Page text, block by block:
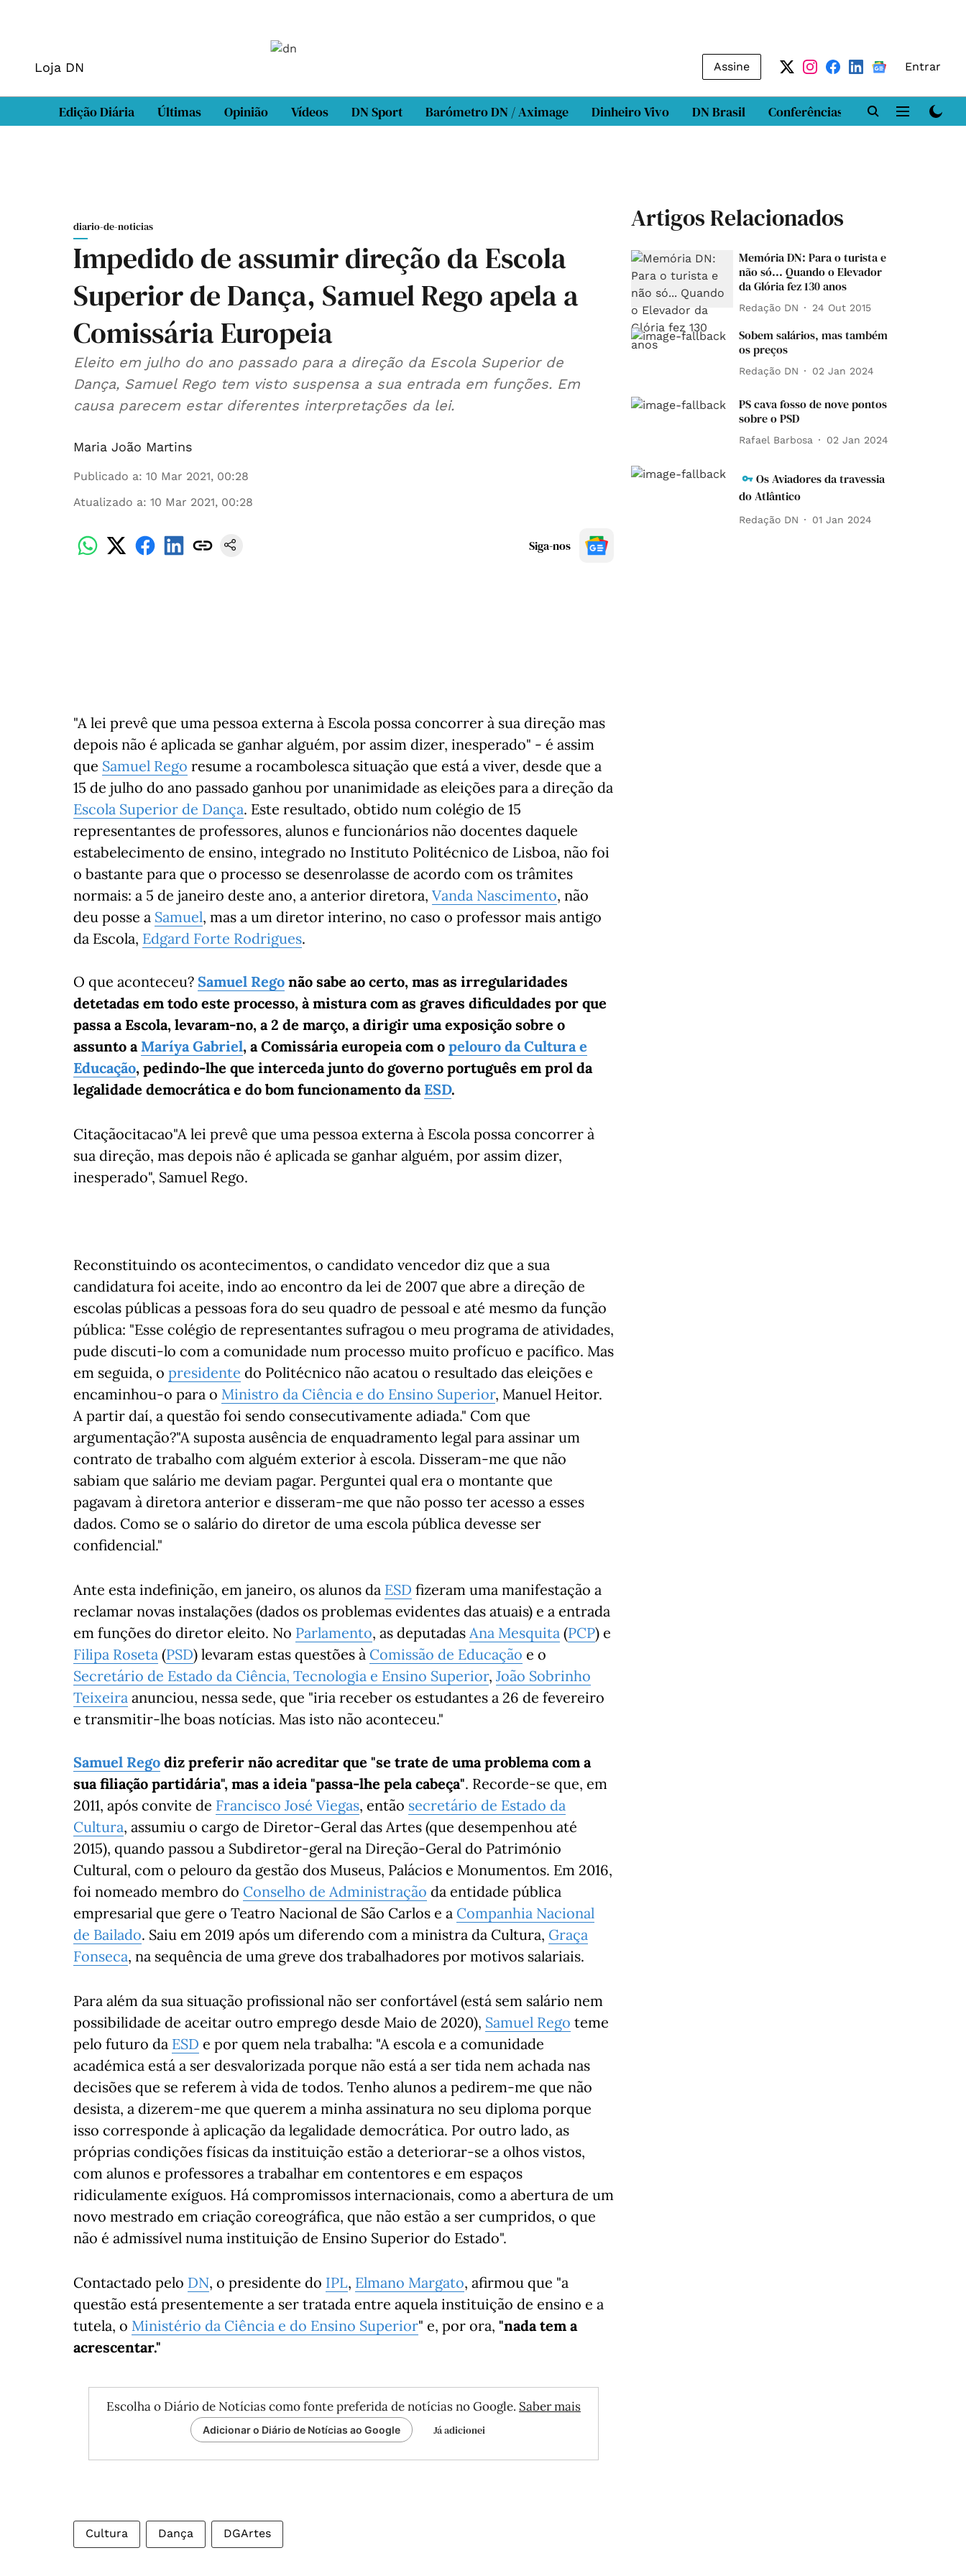
Loja DN Assine Entrar
Edição Diária Últimas Opinião Vídeos DN Sport Barómetro DN / Aximage Dinheiro Vivo DN Brasil Conferências DN LAB
diario-de-noticias
Impedido de assumir direção da Escola
Superior de Dança, Samuel Rego apela a
Comissária Europeia
Eleito em julho do ano passado para a direção da Escola Superior de
Dança, Samuel Rego tem visto suspensa a sua entrada em funções. Em
causa parecem estar diferentes interpretações da lei.
Maria João Martins
Publicado a: 10 Mar 2021, 00:28
Atualizado a: 10 Mar 2021, 00:28
Siga-nos
"A lei prevê que uma pessoa externa à Escola possa concorrer à sua direção mas
depois não é aplicada se ganhar alguém, por assim dizer, inesperado" - é assim
que Samuel Rego resume a rocambolesca situação que está a viver, desde que a
15 de julho do ano passado ganhou por unanimidade as eleições para a direção da
Escola Superior de Dança. Este resultado, obtido num colégio de 15
representantes de professores, alunos e funcionários não docentes daquele
estabelecimento de ensino, integrado no Instituto Politécnico de Lisboa, não foi
o bastante para que o processo se desenrolasse de acordo com os trâmites
normais: a 5 de janeiro deste ano, a anterior diretora, Vanda Nascimento, não
deu posse a Samuel, mas a um diretor interino, no caso o professor mais antigo
da Escola, Edgard Forte Rodrigues.
O que aconteceu? Samuel Rego não sabe ao certo, mas as irregularidades
detetadas em todo este processo, à mistura com as graves dificuldades por que
passa a Escola, levaram-no, a 2 de março, a dirigir uma exposição sobre o
assunto a Maríya Gabriel, a Comissária europeia com o pelouro da Cultura e
Educação, pedindo-lhe que interceda junto do governo português em prol da
legalidade democrática e do bom funcionamento da ESD.
Citaçãocitacao"A lei prevê que uma pessoa externa à Escola possa concorrer à
sua direção, mas depois não é aplicada se ganhar alguém, por assim dizer,
inesperado", Samuel Rego.
Reconstituindo os acontecimentos, o candidato vencedor diz que a sua
candidatura foi aceite, indo ao encontro da lei de 2007 que abre a direção de
escolas públicas a pessoas fora do seu quadro de pessoal e até mesmo da função
pública: "Esse colégio de representantes sufragou o meu programa de atividades,
pude discuti-lo com a comunidade num processo muito profícuo e pacífico. Mas
em seguida, o presidente do Politécnico não acatou o resultado das eleições e
encaminhou-o para o Ministro da Ciência e do Ensino Superior, Manuel Heitor.
A partir daí, a questão foi sendo consecutivamente adiada." Com que
argumentação?"A suposta ausência de enquadramento legal para assinar um
contrato de trabalho com alguém exterior à escola. Disseram-me que não
sabiam que salário me deviam pagar. Perguntei qual era o montante que
pagavam à diretora anterior e disseram-me que não posso ter acesso a esses
dados. Como se o salário do diretor de uma escola pública devesse ser
confidencial."
Ante esta indefinição, em janeiro, os alunos da ESD fizeram uma manifestação a
reclamar novas instalações (dados os problemas evidentes das atuais) e a entrada
em funções do diretor eleito. No Parlamento, as deputadas Ana Mesquita (PCP) e
Filipa Roseta (PSD) levaram estas questões à Comissão de Educação e o
Secretário de Estado da Ciência, Tecnologia e Ensino Superior, João Sobrinho
Teixeira anunciou, nessa sede, que "iria receber os estudantes a 26 de fevereiro
e transmitir-lhe boas notícias. Mas isto não aconteceu."
Samuel Rego diz preferir não acreditar que "se trate de uma problema com a
sua filiação partidária", mas a ideia "passa-lhe pela cabeça". Recorde-se que, em
2011, após convite de Francisco José Viegas, então secretário de Estado da
Cultura, assumiu o cargo de Diretor-Geral das Artes (que desempenhou até
2015), quando passou a Subdiretor-geral na Direção-Geral do Património
Cultural, com o pelouro da gestão dos Museus, Palácios e Monumentos. Em 2016,
foi nomeado membro do Conselho de Administração da entidade pública
empresarial que gere o Teatro Nacional de São Carlos e a Companhia Nacional
de Bailado. Saiu em 2019 após um diferendo com a ministra da Cultura, Graça
Fonseca, na sequência de uma greve dos trabalhadores por motivos salariais.
Para além da sua situação profissional não ser confortável (está sem salário nem
possibilidade de aceitar outro emprego desde Maio de 2020), Samuel Rego teme
pelo futuro da ESD e por quem nela trabalha: "A escola e a comunidade
académica está a ser desvalorizada porque não está a ser tida nem achada nas
decisões que se referem à vida de todos. Tenho alunos a pedirem-me que não
desista, a dizerem-me que querem a minha assinatura no seu diploma porque
isso corresponde à aplicação da legalidade democrática. Por outro lado, as
próprias condições físicas da instituição estão a deteriorar-se a olhos vistos,
com alunos e professores a trabalhar em contentores e em espaços
ridiculamente exíguos. Há compromissos internacionais, como a abertura de um
novo mestrado em criação coreográfica, que não estão a ser cumpridos, o que
não é admissível numa instituição de Ensino Superior do Estado".
Contactado pelo DN, o presidente do IPL, Elmano Margato, afirmou que "a
questão está presentemente a ser tratada entre aquela instituição de ensino e a
tutela, o Ministério da Ciência e do Ensino Superior" e, por ora, "nada tem a
acrescentar."
Escolha o Diário de Notícias como fonte preferida de notícias no Google. Saber mais
Adicionar o Diário de Notícias ao Google Já adicionei
Cultura Dança DGArtes
Artigos Relacionados
Memória DN: Para o turista e
não só... Quando o Elevador
da Glória fez 130 anos
Redação DN 24 Out 2015
Sobem salários, mas também
os preços
Redação DN 02 Jan 2024
PS cava fosso de nove pontos
sobre o PSD
Rafael Barbosa 02 Jan 2024
Os Aviadores da travessia
do Atlântico
Redação DN 01 Jan 2024